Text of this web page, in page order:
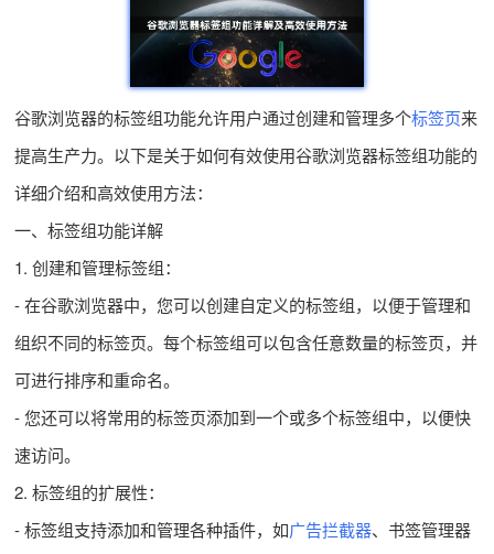
谷歌浏览器的标签组功能允许用户通过创建和管理多个标签页来
提高生产力。以下是关于如何有效使用谷歌浏览器标签组功能的
详细介绍和高效使用方法：
一、标签组功能详解
1. 创建和管理标签组：
- 在谷歌浏览器中，您可以创建自定义的标签组，以便于管理和
组织不同的标签页。每个标签组可以包含任意数量的标签页，并
可进行排序和重命名。
- 您还可以将常用的标签页添加到一个或多个标签组中，以便快
速访问。
2. 标签组的扩展性：
- 标签组支持添加和管理各种插件，如广告拦截器、书签管理器